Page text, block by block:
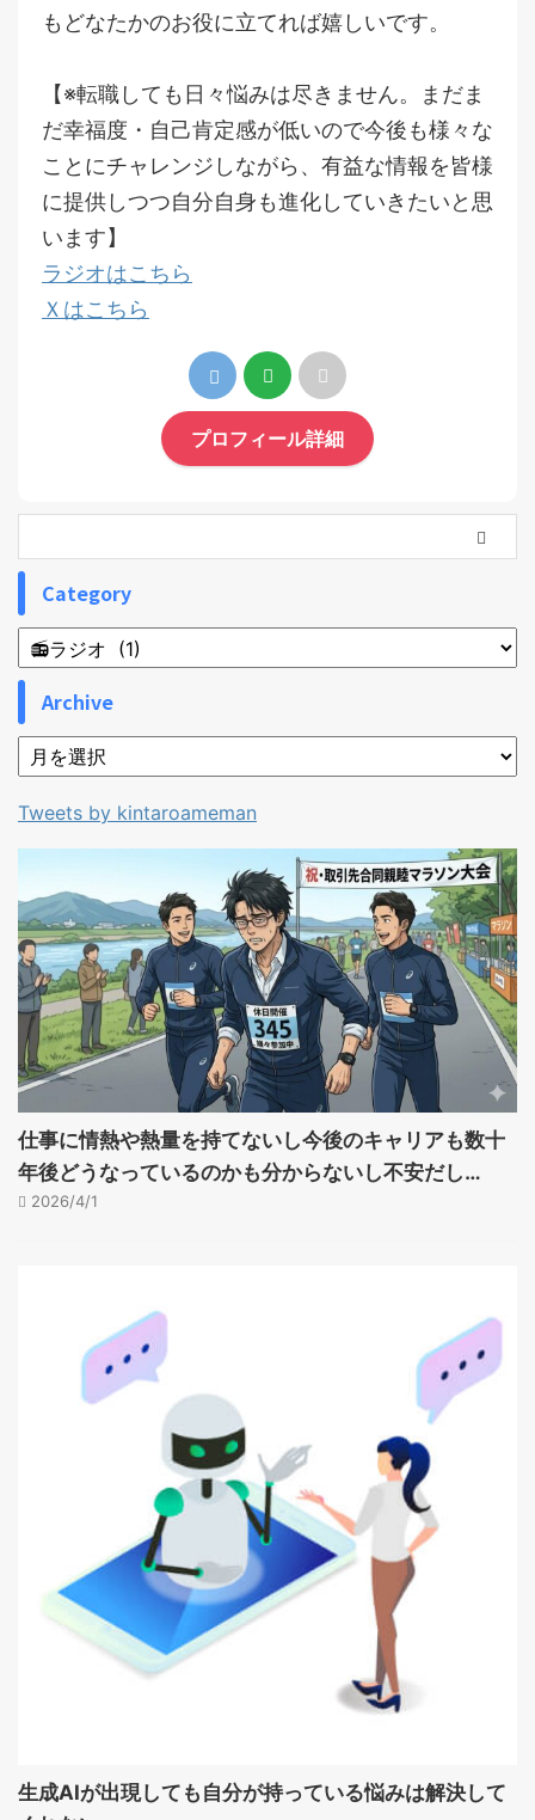
もどなたかのお役に立てれば嬉しいです。
【※転職しても日々悩みは尽きません。まだま
だ幸福度・自己肯定感が低いので今後も様々な
ことにチャレンジしながら、有益な情報を皆様
に提供しつつ自分自身も進化していきたいと思
います】
ラジオはこちら
Ｘはこちら
プロフィール詳細
Category
Archive
Tweets by kintaroameman
仕事に情熱や熱量を持てないし今後のキャリアも数十
年後どうなっているのかも分からないし不安だし…
2026/4/1
生成AIが出現しても自分が持っている悩みは解決して